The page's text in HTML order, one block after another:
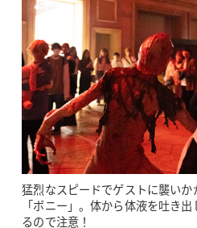
猛烈なスピードでゲストに襲い
「ボニー」。体から体液を吐き
るので注意！